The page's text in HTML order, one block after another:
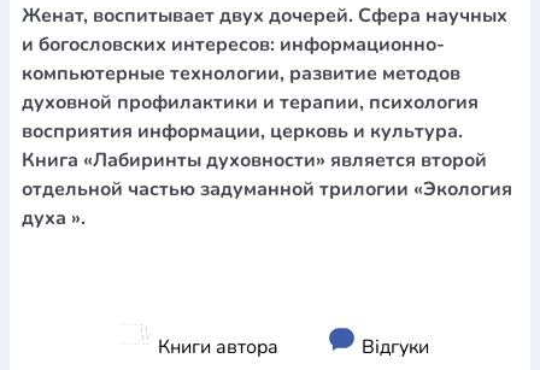
Книга в комплекті
За додатковою інформацією дзвоніть за номером:
(097) 880-6379
Ми у Facebook
Женат, воспитывает двух дочерей. Сфера научных
и богословских интересов: информационно-
компьютерные технологии, развитие методов
духовной профилактики и терапии, психология
восприятия информации, церковь и культура.
Книга «Лабиринты духовности» является второй
отдельной частью задуманной трилогии «Экология
духа ».
Книги автора Відгуки